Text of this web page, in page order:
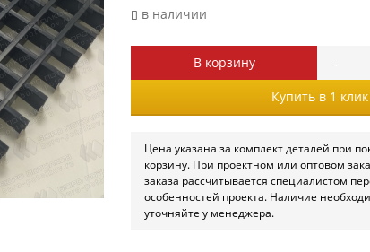
в наличии
В корзину
Купить в 1 клик
Цена указана за комплект деталей при
корзину. При проектном или оптовом
заказа рассчитывается специалистом
особенностей проекта. Наличие
уточняйте у менеджера.